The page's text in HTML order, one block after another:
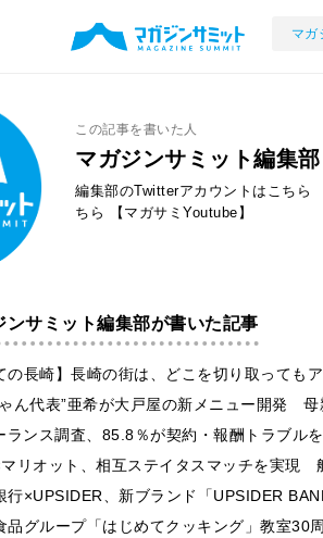
マガ
この記事を書いた人
マガジンサミット編集部
編集部のTwitterアカウントはこちら
ちら
【マガサミYoutube】
ンサミット編集部が書いた記事
の長崎】長崎の街は、どこを切り取って
ん代表”亜希が大戸屋の新メニュー開発
ランス調査、85.8％が契約・報酬トラブ
マリオット、相互ステイタスマッチを実
行×UPSIDER、新ブランド「UPSIDER
品グループ「はじめてクッキング」教室